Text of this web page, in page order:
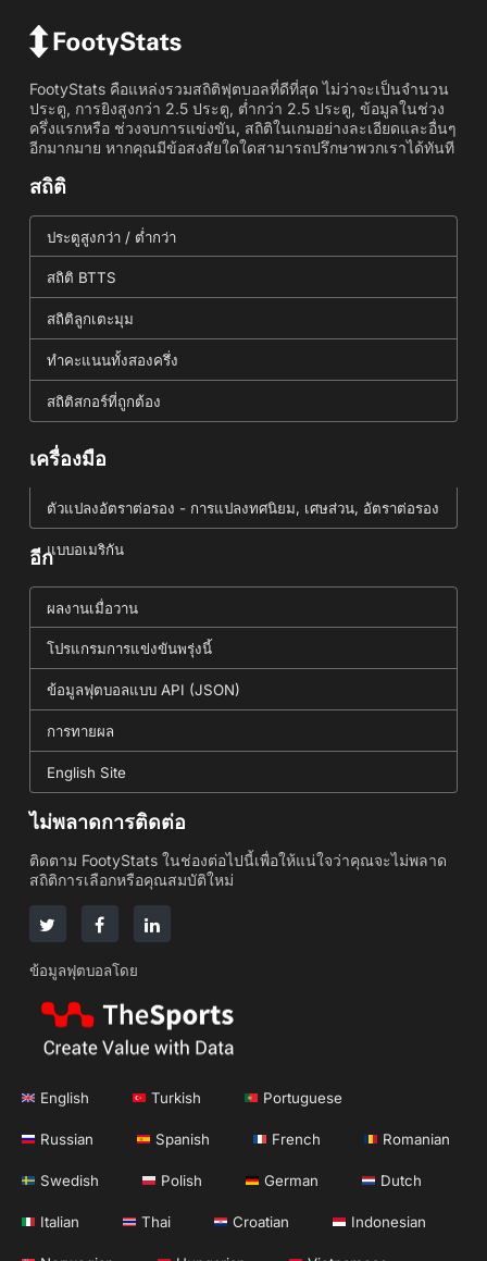
FootyStats คือแหล่งรวมสถิติฟุตบอลที่ดีที่สุด ไม่ว่าจะเป็นจำนวน
ประตู, การยิงสูงกว่า 2.5 ประตู, ต่ำกว่า 2.5 ประตู, ข้อมูลในช่วง
ครึ่งแรกหรือ ช่วงจบการแข่งขัน, สถิติในเกมอย่างละเอียดและอื่นๆ
อีกมากมาย หากคุณมีข้อสงสัยใดใดสามารถปรึกษาพวกเราได้ทันที
สถิติ
ประตูสูงกว่า / ต่ำกว่า
สถิติ BTTS
สถิติลูกเตะมุม
ทำคะแนนทั้งสองครึ่ง
สถิติสกอร์ที่ถูกต้อง
เครื่องมือ
ตัวแปลงอัตราต่อรอง - การแปลงทศนิยม, เศษส่วน, อัตราต่อรอง
แบบอเมริกัน
อีก
ผลงานเมื่อวาน
โปรแกรมการแข่งขันพรุ่งนี้
ข้อมูลฟุตบอลแบบ API (JSON)
การทายผล
English Site
ไม่พลาดการติดต่อ
ติดตาม FootyStats ในช่องต่อไปนี้เพื่อให้แน่ใจว่าคุณจะไม่พลาด
สถิติการเลือกหรือคุณสมบัติใหม่
ข้อมูลฟุตบอลโดย
English Turkish Portuguese
Russian Spanish French Romanian
Swedish Polish German Dutch
Italian Thai Croatian Indonesian